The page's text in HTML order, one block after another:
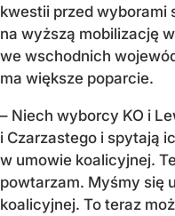
kwestii przed wyborami
na wyższą mobilizację
we wschodnich
ma większe poparcie.
– Niech wyborcy KO i
i Czarzastego i spytają
w umowie koalicyjnej.
powtarzam. Myśmy się
koalicyjnej. To teraz